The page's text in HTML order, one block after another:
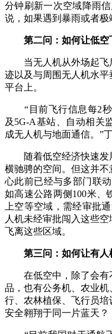
分钟刷新一次空域降雨
说，如果遇到暴雨或者极
第二问：如何让低空
当无人机从外场起飞
迹以及与周围无人机水
平台上。
“目前飞行信息每2秒
及5G-A基站、自动相关
成无人机与地面通信。”
随着低空经济快速发
横驰骋的空间。但这并
心此前已经与多部门联
如高速公路两侧100米、
上空等空域，需经审批
人机未经审批闯入这些
飞离这些区域。
第三问：如何让有人
在低空中，除了会有
品，也有公务机、农业
行、农林植保、飞行员
安全翱翔于同一片蓝天？